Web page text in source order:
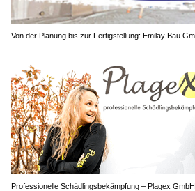
Von der Planung bis zur Fertigstellung: Emilay Bau
Professionelle Schädlingsbekämpfung – Plagex